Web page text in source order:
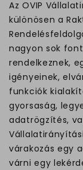
Az OVIP
különösen a
nagyon sok
rendelkeznek,
igényeinek,
funkciók
gyorsaság,
adatrögzítés,
várakozás egy
várni egy